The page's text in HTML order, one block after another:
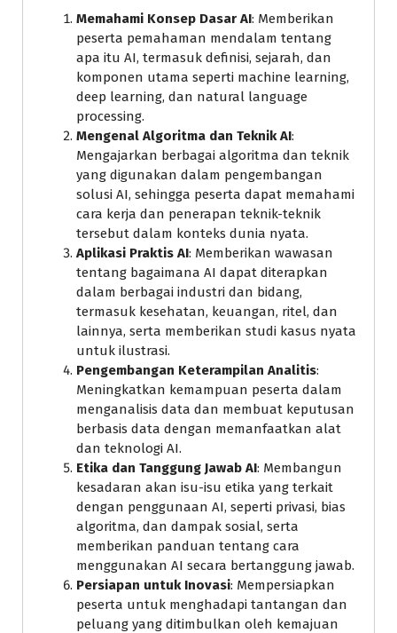
Memahami Konsep Dasar AI: Memberikan
peserta pemahaman mendalam tentang
apa itu AI, termasuk definisi, sejarah, dan
komponen utama seperti machine learning,
deep learning, dan natural language
processing.
Mengenal Algoritma dan Teknik AI:
Mengajarkan berbagai algoritma dan teknik
yang digunakan dalam pengembangan
solusi AI, sehingga peserta dapat memahami
cara kerja dan penerapan teknik-teknik
tersebut dalam konteks dunia nyata.
Aplikasi Praktis AI: Memberikan wawasan
tentang bagaimana AI dapat diterapkan
dalam berbagai industri dan bidang,
termasuk kesehatan, keuangan, ritel, dan
lainnya, serta memberikan studi kasus nyata
untuk ilustrasi.
Pengembangan Keterampilan Analitis:
Meningkatkan kemampuan peserta dalam
menganalisis data dan membuat keputusan
berbasis data dengan memanfaatkan alat
dan teknologi AI.
Etika dan Tanggung Jawab AI: Membangun
kesadaran akan isu-isu etika yang terkait
dengan penggunaan AI, seperti privasi, bias
algoritma, dan dampak sosial, serta
memberikan panduan tentang cara
menggunakan AI secara bertanggung jawab.
Persiapan untuk Inovasi: Mempersiapkan
peserta untuk menghadapi tantangan dan
peluang yang ditimbulkan oleh kemajuan